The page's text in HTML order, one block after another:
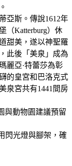
亞斯。傳說1612年
（Katterburg）休
甜美，遂以神聖羅
此後「美泉」成為
麗亞·特蕾莎為彰
的皇宮和巴洛克式
泉宮共有1441間房
與動物園建議預留
閃光燈與腳架，確